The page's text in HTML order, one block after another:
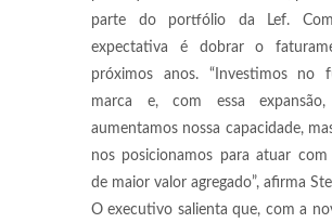
parte do portfólio da Lef.
expectativa é dobrar o
próximos anos. “Investimos no
marca e, com essa
aumentamos nossa capacidade,
nos posicionamos para atuar
de maior valor agregado”, afirma
O executivo salienta que, com a